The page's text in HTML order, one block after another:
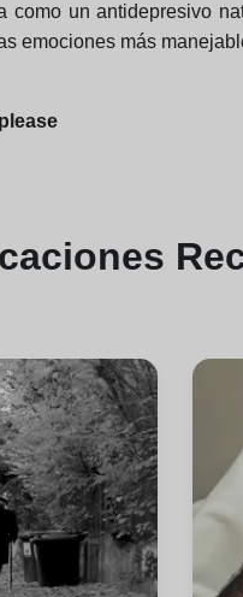
como un antidepresivo
emociones más